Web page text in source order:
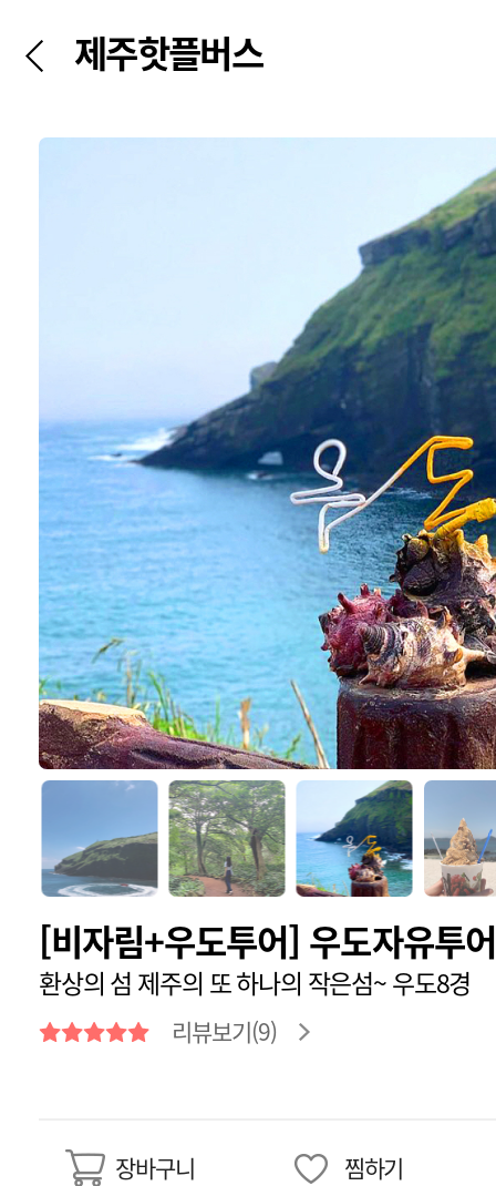
제주핫플버스
[비자림+우도투어] 우도자유투어
환상의 섬 제주의 또 하나의 작은섬~ 우도8경
리뷰보기(9)
장바구니 찜하기